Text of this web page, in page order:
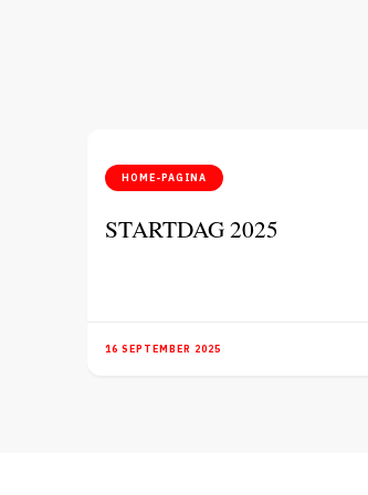
HOME-PAGINA
STARTDAG 2025
16 SEPTEMBER 2025